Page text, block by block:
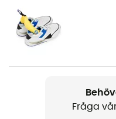
Produktnamn
Down Proof
Egenskaper
Fråga